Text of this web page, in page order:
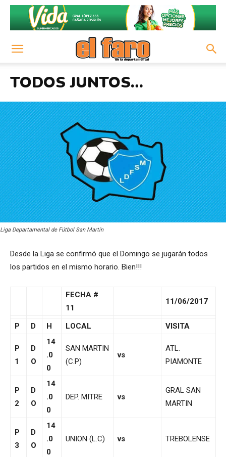
TODOS JUNTOS…
Liga Departamental de Fútbol San Martín
Desde la Liga se confirmó que el Domingo se jugarán todos
los partidos en el mismo horario. Bien!!!
FECHA #
11
11/06/2017
P D H LOCAL VISITA
P
1
D
O
14
.0
0
SAN MARTIN
(C.P)
vs
ATL.
PIAMONTE
P
2
D
O
14
.0
0
DEP. MITRE vs
GRAL SAN
MARTIN
P
3
D
O
14
.0
0
UNION (L.C) vs TREBOLENSE